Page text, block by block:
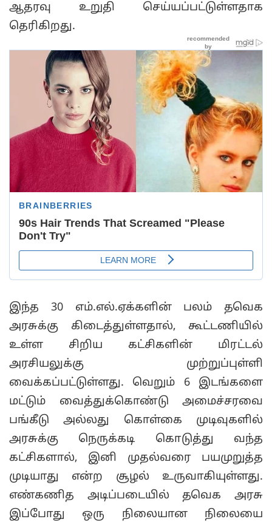
ஆதரவு உறுதி செய்யப்பட்டுள்ளதாக
தெரிகிறது.
இந்த 30 எம்.எல்.ஏக்களின் பலம் தவெக
அரசுக்கு கிடைத்துள்ளதால், கூட்டணியில்
உள்ள சிறிய கட்சிகளின் மிரட்டல்
அரசியலுக்கு முற்றுப்புள்ளி
வைக்கப்பட்டுள்ளது. வெறும் 6 இடங்களை
மட்டும் வைத்துக்கொண்டு அமைச்சரவை
பங்கீடு அல்லது கொள்கை முடிவுகளில்
அரசுக்கு நெருக்கடி கொடுத்து வந்த
கட்சிகளால், இனி முதல்வரை பயமுறுத்த
முடியாது என்ற சூழல் உருவாகியுள்ளது.
எண்கணித அடிப்படையில் தவெக அரசு
இப்போது ஒரு நிலையான நிலையை